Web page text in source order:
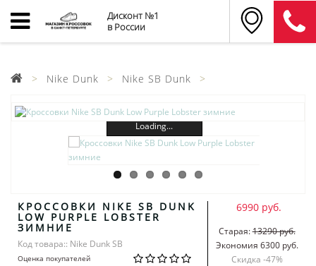
Дисконт №1
в России
Nike Dunk Nike SB Dunk
Loading...
КРОССОВКИ NIKE SB DUNK
LOW PURPLE LOBSTER
ЗИМНИЕ
Код товара:: Nike Dunk SB
Оценка покупателей
6990 руб.
Старая:13290 руб.
Экономия 6300 руб.
Скидка -47%